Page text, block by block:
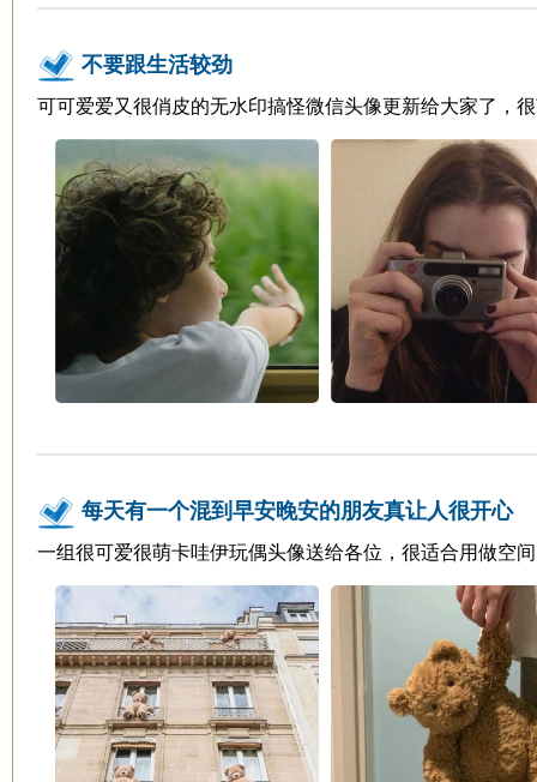
不要跟生活较劲
可可爱爱又很俏皮的无水印搞怪微信头像更新给大家了，
每天有一个混到早安晚安的朋友真让人很开心
一组很可爱很萌卡哇伊玩偶头像送给各位，很适合用做空